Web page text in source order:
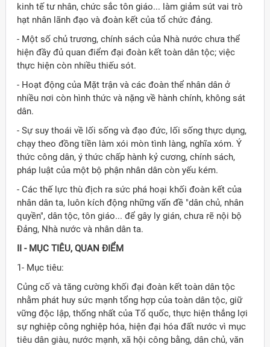
kinh tế tư nhân, chức sắc tôn giáo... làm giảm sút vai trò
hạt nhân lãnh đạo và đoàn kết của tổ chức đảng.
- Một số chủ trương, chính sách của Nhà nước chưa thể
hiện đầy đủ quan điểm đại đoàn kết toàn dân tộc; việc
thực hiện còn nhiều thiếu sót.
- Hoạt động của Mặt trận và các đoàn thể nhân dân ở
nhiều nơi còn hình thức và nặng về hành chính, không sát
dân.
- Sự suy thoái về lối sống và đạo đức, lối sống thực dụng,
chạy theo đồng tiền làm xói mòn tình làng, nghĩa xóm. Ý
thức công dân, ý thức chấp hành kỷ cương, chính sách,
pháp luật của một bộ phận nhân dân còn yếu kém.
- Các thế lực thù địch ra sức phá hoại khối đoàn kết của
nhân dân ta, luôn kích động những vấn đề "dân chủ, nhân
quyền", dân tộc, tôn giáo... để gây ly gián, chưa rẽ nội bộ
Ðảng, Nhà nước và nhân dân ta.
II - MỤC TIÊU, QUAN ÐIỂM
1- Mục tiêu:
Củng cố và tăng cường khối đại đoàn kết toàn dân tộc
nhằm phát huy sức mạnh tổng hợp của toàn dân tộc, giữ
vững độc lập, thống nhất của Tổ quốc, thực hiện thắng lợi
sự nghiệp công nghiệp hóa, hiện đại hóa đất nước vì mục
tiêu dân giàu, nước mạnh, xã hội công bằng, dân chủ, văn